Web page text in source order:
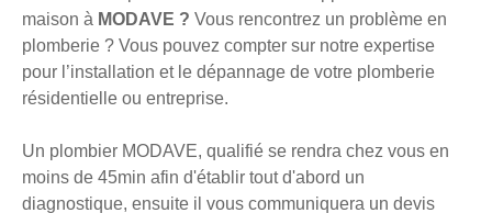
maison à MODAVE ? Vous rencontrez un problème en
plomberie ? Vous pouvez compter sur notre expertise
pour l’installation et le dépannage de votre plomberie
résidentielle ou entreprise.
Un plombier MODAVE, qualifié se rendra chez vous en
moins de 45min afin d'établir tout d'abord un
diagnostique, ensuite il vous communiquera un devis